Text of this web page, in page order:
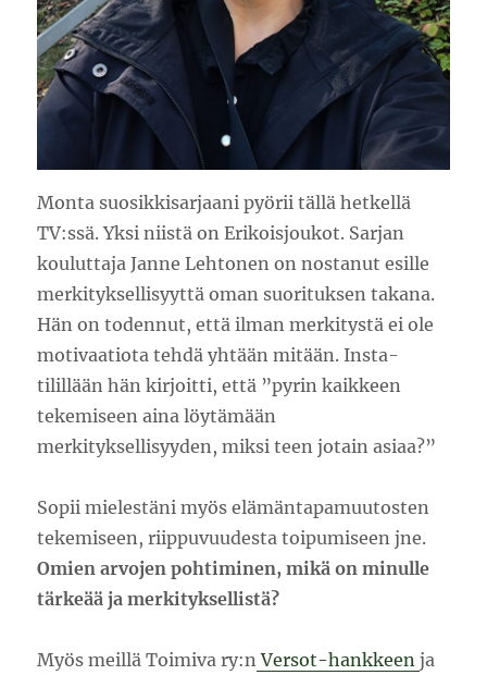
Monta suosikkisarjaani pyörii tällä hetkellä
TV:ssä. Yksi niistä on Erikoisjoukot. Sarjan
kouluttaja Janne Lehtonen on nostanut esille
merkityksellisyyttä oman suorituksen takana.
Hän on todennut, että ilman merkitystä ei ole
motivaatiota tehdä yhtään mitään. Insta-
tilillään hän kirjoitti, että ”pyrin kaikkeen
tekemiseen aina löytämään
merkityksellisyyden, miksi teen jotain asiaa?”
Sopii mielestäni myös elämäntapamuutosten
tekemiseen, riippuvuudesta toipumiseen jne.
Omien arvojen pohtiminen, mikä on minulle
tärkeää ja merkityksellistä?
Myös meillä Toimiva ry:n Versot-hankkeenja